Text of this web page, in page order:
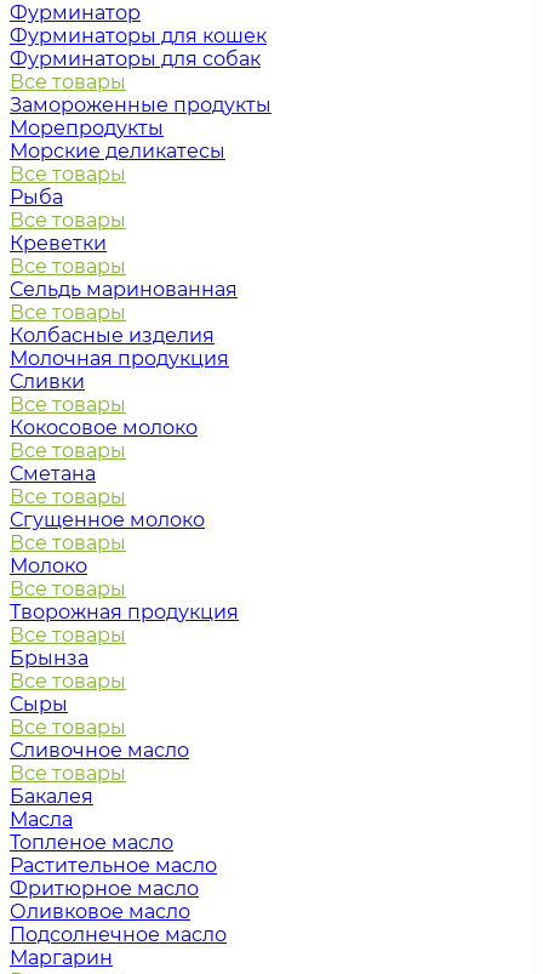
Фурминатор
Фурминаторы для кошек
Фурминаторы для собак
Все товары
Замороженные продукты
Морепродукты
Морские деликатесы
Все товары
Рыба
Все товары
Креветки
Все товары
Сельдь маринованная
Все товары
Колбасные изделия
Молочная продукция
Сливки
Все товары
Кокосовое молоко
Все товары
Сметана
Все товары
Сгущенное молоко
Все товары
Молоко
Все товары
Творожная продукция
Все товары
Брынза
Все товары
Сыры
Все товары
Сливочное масло
Все товары
Бакалея
Масла
Топленое масло
Растительное масло
Фритюрное масло
Оливковое масло
Подсолнечное масло
Маргарин